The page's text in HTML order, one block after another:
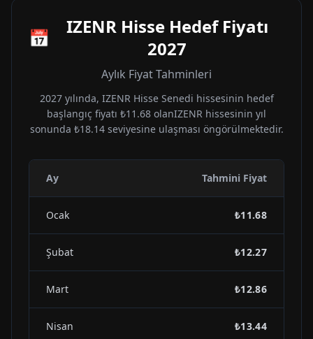
📅 IZENRHisse Hedef Fiyatı
2027
Aylık Fiyat Tahminleri
2027yılında, IZENRHisse Senedi hissesinin hedef
başlangıç fiyatı ₺11.68 olanIZENR hissesinin yıl
sonunda ₺18.14seviyesine ulaşması öngörülmektedir.
Ay Tahmini Fiyat
Ocak ₺11.68
Şubat ₺12.27
Mart ₺12.86
Nisan ₺13.44